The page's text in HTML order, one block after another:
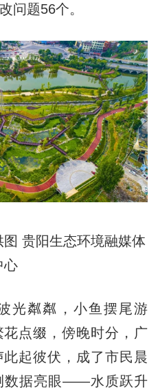
问题56个。
贵阳生态环境融媒体
心
粼粼，小鱼摆尾游
点缀，傍晚时分，广
起彼伏，成了市民晨
数据亮眼——水质跃升